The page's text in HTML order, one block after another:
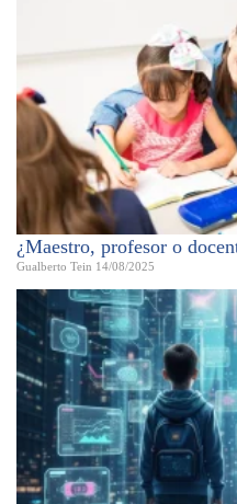
¿Maestro, profesor o
Gualberto Tein 14/08/2025